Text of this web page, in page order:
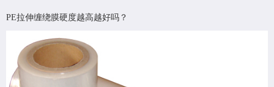
PE拉伸缠绕膜硬度越高越好吗？